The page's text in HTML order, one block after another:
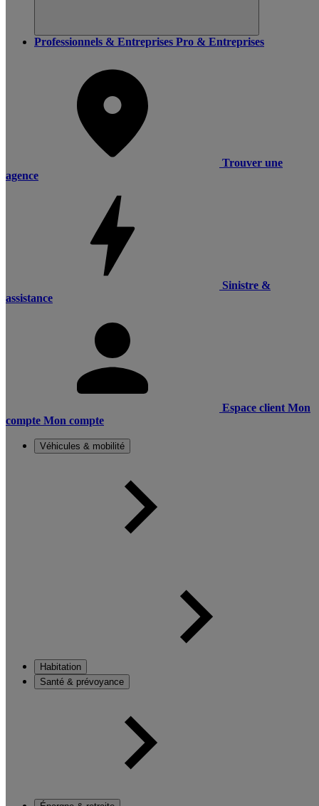
Professionnels & Entreprises Pro & Entreprises
Trouver une
agence
Sinistre &
assistance
Espace client Mon
compte Mon compte
Véhicules & mobilité
Habitation
Santé & prévoyance